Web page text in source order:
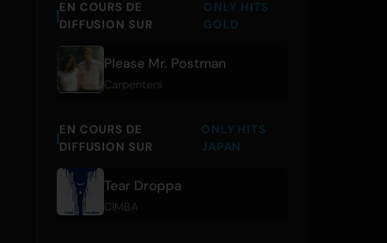
EN COURS DE
DIFFUSION SUR
ONLY HITS
GOLD
Please Mr. Postman
Carpenters
EN COURS DE
DIFFUSION SUR
ONLY HITS
JAPAN
Tear Droppa
CIMBA